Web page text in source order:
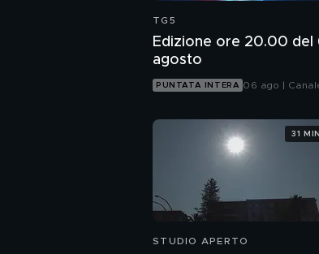
TG5
Edizione ore 20.00 del
agosto
PUNTATA INTERA 06 ago |
STUDIO APERTO
31 MIN